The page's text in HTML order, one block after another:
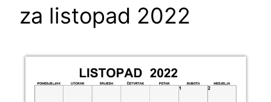
za listopad 2022